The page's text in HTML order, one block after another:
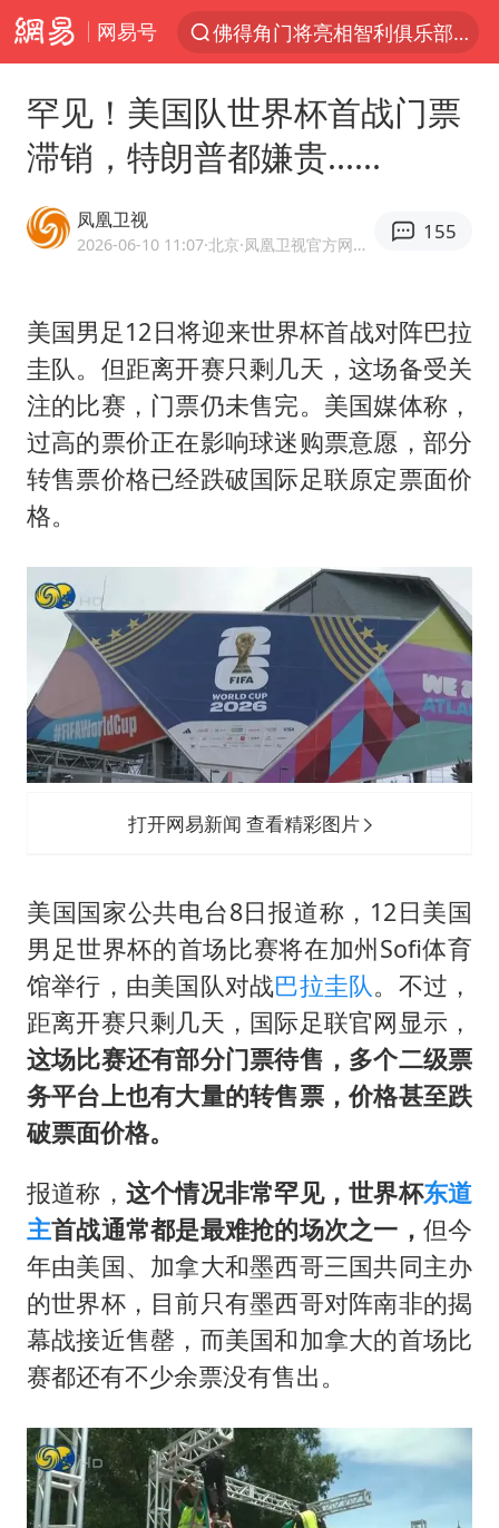
网易号
佛得角门将亮相智利俱乐部主场
中方回应是否在太平洋海底开采稀土
看守所辅警收受10万获刑1年
宇树科技王兴兴身家有望超200亿元
CIA被曝已秘密设立古巴工作组
法国将禁止“未经同意的电话营销”
吉林一“温度计大楼”读数爆表
贵州轮胎子公司获美国退税8136万
“深圳地面沉降致车辆损坏”不实
80后女柜员逆袭成4200亿银行副行长
27岁女子成组织卖淫集团主犯被通缉
24小时不关空调 电费会更低吗
东方甄选被判赔偿江小白30万元
罕见！美国队世界杯首战门票
滞销，特朗普都嫌贵......
凤凰卫视
2026-06-10 11:07·北京 ·凤凰卫视官方网易号
155
美国男足12日将迎来世界杯首战对阵巴拉
圭队。但距离开赛只剩几天，这场备受关
注的比赛，门票仍未售完。美国媒体称，
过高的票价正在影响球迷购票意愿，部分
转售票价格已经跌破国际足联原定票面价
格。
打开网易新闻 查看精彩图片
美国国家公共电台8日报道称，12日美国
男足世界杯的首场比赛将在加州Sofi体育
馆举行，由美国队对战巴拉圭队。不过，
距离开赛只剩几天，国际足联官网显示，
这场比赛还有部分门票待售，多个二级票
务平台上也有大量的转售票，价格甚至跌
破票面价格。
报道称， 这个情况非常罕见，世界杯东道
主首战通常都是最难抢的场次之一， 但今
年由美国、加拿大和墨西哥三国共同主办
的世界杯，目前只有墨西哥对阵南非的揭
幕战接近售罄，而美国和加拿大的首场比
赛都还有不少余票没有售出。